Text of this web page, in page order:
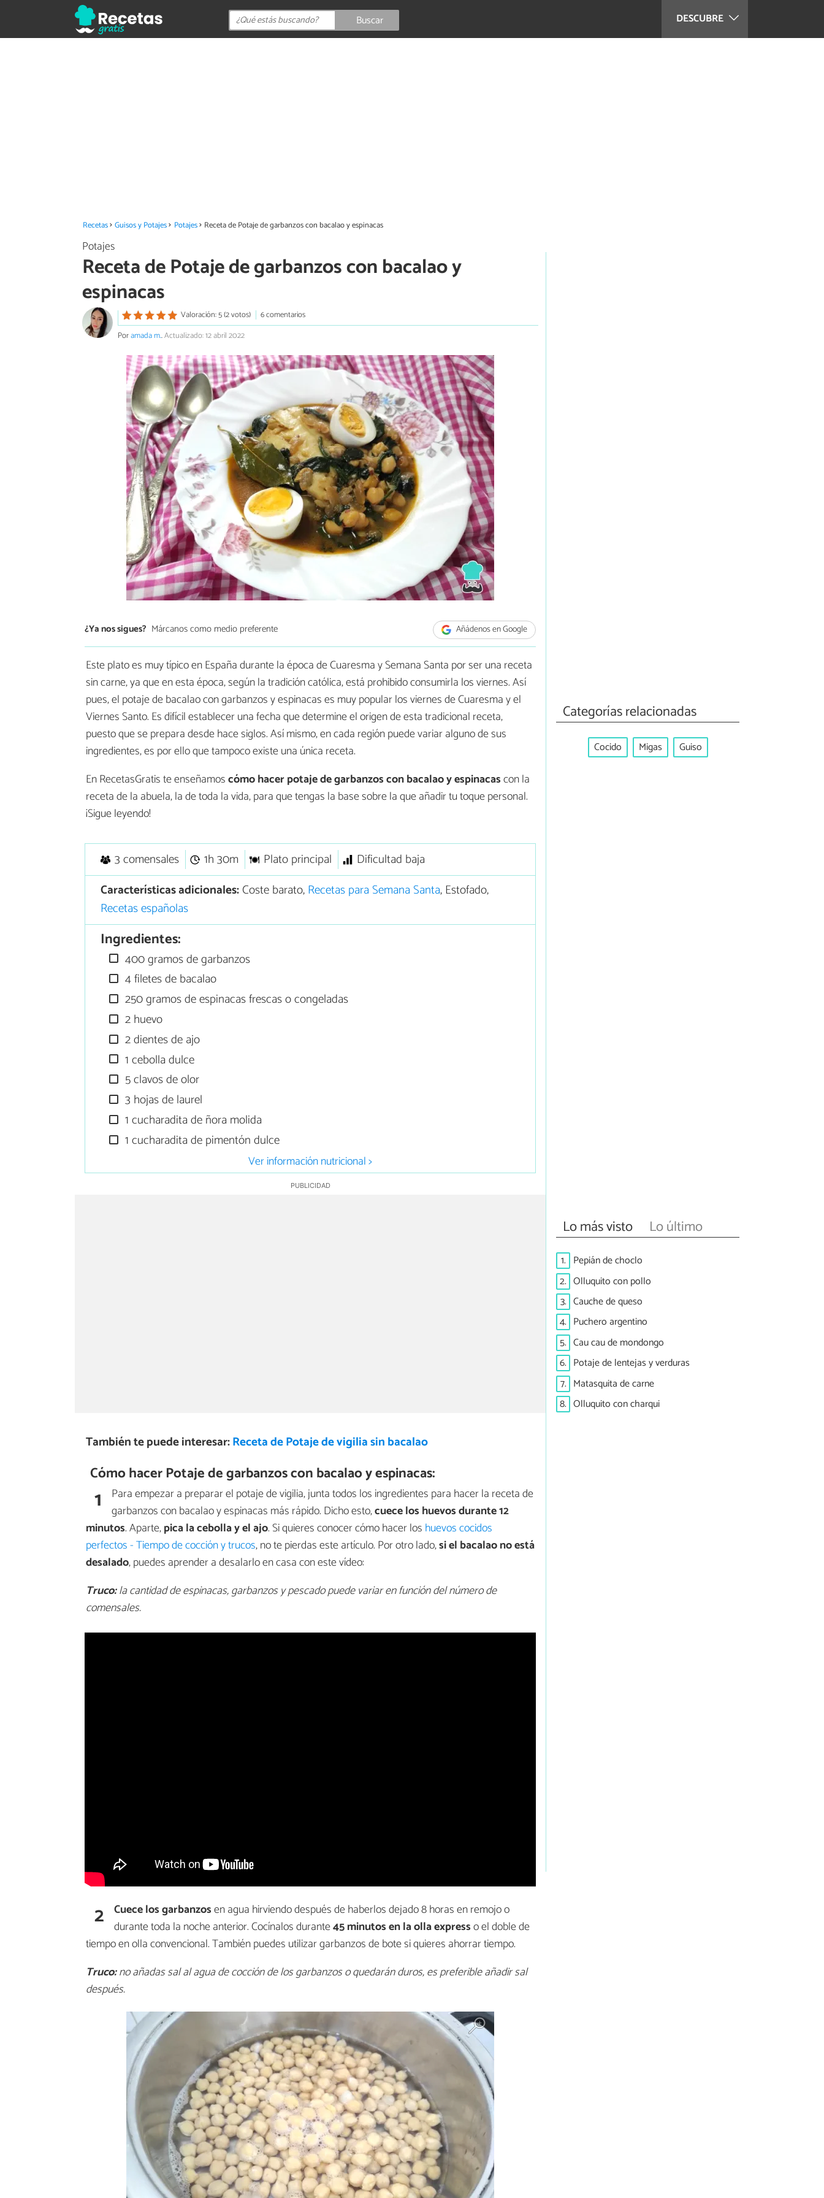
DESCUBRE
Buscar
Recetas Guisos y Potajes Potajes Receta de Potaje de garbanzos con bacalao y espinacas
Potajes
Receta de Potaje de garbanzos con bacalao y
espinacas
Valoración: 5 (2 votos)
6 comentarios
Poramada m..Actualizado: 12 abril 2022
¿Ya nos sigues? Márcanos como medio preferente Añádenos en Google
Este plato es muy típico en España durante la época de Cuaresma y Semana Santa por ser una receta
sin carne, ya que en esta época, según la tradición católica, está prohibido consumirla los viernes. Así
pues, el potaje de bacalao con garbanzos y espinacas es muy popular los viernes de Cuaresma y el
Viernes Santo. Es difícil establecer una fecha que determine el origen de esta tradicional receta,
puesto que se prepara desde hace siglos. Así mismo, en cada región puede variar alguno de sus
ingredientes, es por ello que tampoco existe una única receta.
En RecetasGratis te enseñamoscómo hacer potaje de garbanzos con bacalao y espinacascon la
receta de la abuela, la de toda la vida, para que tengas la base sobre la que añadir tu toque personal.
¡Sigue leyendo!
3 comensales 1h 30m Plato principal
Dificultad baja
Características adicionales:Coste barato,Recetas para Semana Santa, Estofado,
Recetas españolas
Ingredientes:
400 gramos de garbanzos
4 filetes de bacalao
250 gramos de espinacas frescas o congeladas
2 huevo
2 dientes de ajo
1 cebolla dulce
5 clavos de olor
3 hojas de laurel
1 cucharadita de ñora molida
1 cucharadita de pimentón dulce
Ver información nutricional >
También te puede interesar:Receta de Potaje de vigilia sin bacalao
Cómo hacer Potaje de garbanzos con bacalao y espinacas:
1
Para empezar a preparar el potaje de vigilia, junta todos los ingredientes para hacer la receta de
garbanzos con bacalao y espinacas más rápido. Dicho esto,cuece los huevos durante 12
minutos. Aparte,pica la cebolla y el ajo. Si quieres conocer cómo hacer los huevos cocidos
perfectos - Tiempo de cocción y trucos, no te pierdas este artículo. Por otro lado,si el bacalao no está
desalado, puedes aprender a desalarlo en casa con este vídeo:
Truco:la cantidad de espinacas, garbanzos y pescado puede variar en función del número de
comensales.
2 Cuecelos garbanzosen agua hirviendodespués de haberlos dejado 8 horas en remojo o
durante toda la noche anterior. Cocínalos durante45 minutos en la olla expresso el doble de
tiempo en olla convencional. También puedes utilizar garbanzos de bote si quieres ahorrar tiempo.
Truco:no añadas sal al agua de cocción de los garbanzos o quedarán duros, es preferible añadir sal
después.
Categorías relacionadas
Cocido Migas Guiso
Lo más visto Lo último
1. Pepián de choclo
2. Olluquito con pollo
3. Cauche de queso
4. Puchero argentino
5. Cau cau de mondongo
6. Potaje de lentejas y verduras
7. Matasquita de carne
8. Olluquito con charqui